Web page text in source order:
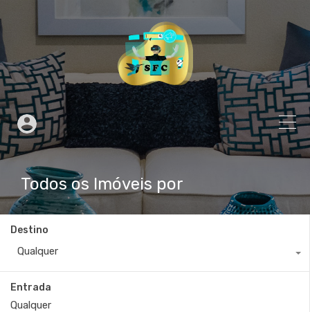
Todos os Imóveis por
Destino
Qualquer
Entrada